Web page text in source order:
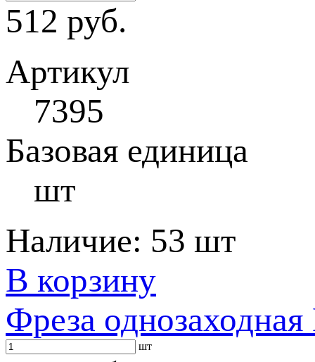
512 руб.
Артикул
7395
Базовая единица
шт
Наличие: 53 шт
В корзину
Фреза
шт